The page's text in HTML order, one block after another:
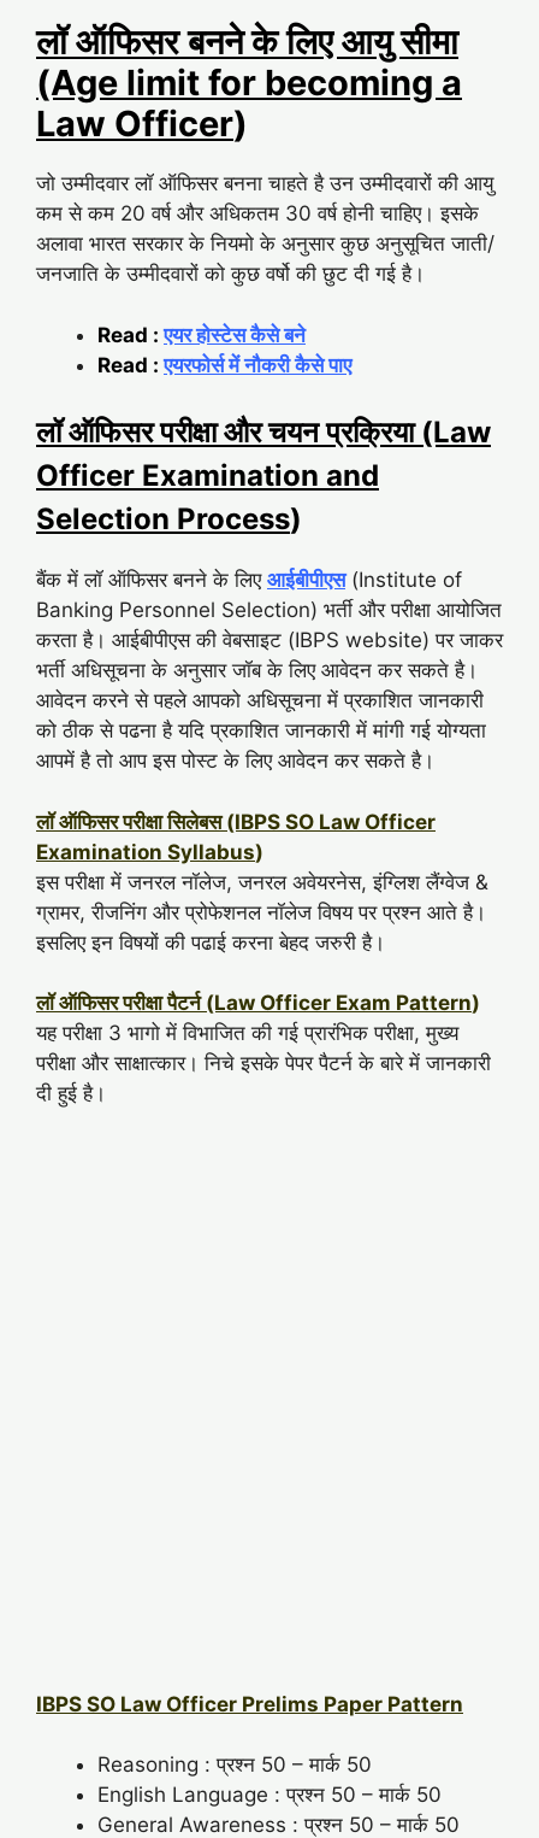
लॉ ऑफिसर बनने के लिए आयु सीमा
(Age limit for becoming a
Law Officer)
जो उम्मीदवार लॉ ऑफिसर बनना चाहते है उन उम्मीदवारों की आयु
कम से कम 20 वर्ष और अधिकतम 30 वर्ष होनी चाहिए। इसके
अलावा भारत सरकार के नियमो के अनुसार कुछ अनुसूचित जाती/
जनजाति के उम्मीदवारों को कुछ वर्षो की छुट दी गई है।
Read : एयर होस्टेस कैसे बने
Read : एयरफोर्स में नौकरी कैसे पाए
लॉ ऑफिसर परीक्षा और चयन प्रक्रिया (Law
Officer Examination and
Selection Process)
बैंक में लॉ ऑफिसर बनने के लिए आईबीपीएस(Institute of
Banking Personnel Selection) भर्ती और परीक्षा आयोजित
करता है। आईबीपीएस की वेबसाइट (IBPS website) पर जाकर
भर्ती अधिसूचना के अनुसार जॉब के लिए आवेदन कर सकते है।
आवेदन करने से पहले आपको अधिसूचना में प्रकाशित जानकारी
को ठीक से पढना है यदि प्रकाशित जानकारी में मांगी गई योग्यता
आपमें है तो आप इस पोस्ट के लिए आवेदन कर सकते है।
लॉ ऑफिसर परीक्षा सिलेबस (IBPS SO Law Officer
Examination Syllabus)
इस परीक्षा में जनरल नॉलेज, जनरल अवेयरनेस, इंग्लिश लैंग्वेज &
ग्रामर, रीजनिंग और प्रोफेशनल नॉलेज विषय पर प्रश्न आते है।
इसलिए इन विषयों की पढाई करना बेहद जरुरी है।
लॉ ऑफिसर परीक्षा पैटर्न (Law Officer Exam Pattern)
यह परीक्षा 3 भागो में विभाजित की गई प्रारंभिक परीक्षा, मुख्य
परीक्षा और साक्षात्कार। निचे इसके पेपर पैटर्न के बारे में जानकारी
दी हुई है।
IBPS SO Law Officer Prelims Paper Pattern
Reasoning : प्रश्न 50 – मार्क 50
English Language : प्रश्न 50 – मार्क 50
General Awareness : प्रश्न 50 – मार्क 50